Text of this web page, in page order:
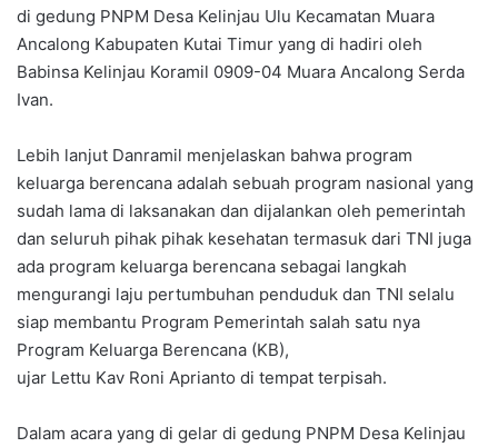
di gedung PNPM Desa Kelinjau Ulu Kecamatan Muara
Ancalong Kabupaten Kutai Timur yang di hadiri oleh
Babinsa Kelinjau Koramil 0909-04 Muara Ancalong Serda
Ivan.
Lebih lanjut Danramil menjelaskan bahwa program
keluarga berencana adalah sebuah program nasional yang
sudah lama di laksanakan dan dijalankan oleh pemerintah
dan seluruh pihak pihak kesehatan termasuk dari TNI juga
ada program keluarga berencana sebagai langkah
mengurangi laju pertumbuhan penduduk dan TNI selalu
siap membantu Program Pemerintah salah satu nya
Program Keluarga Berencana (KB),
ujar Lettu Kav Roni Aprianto di tempat terpisah.
Dalam acara yang di gelar di gedung PNPM Desa Kelinjau